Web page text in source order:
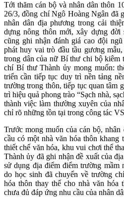
Tới thăm cán bộ và nhân dân thôn
26/3, đồng chí Ngô Hoàng Ngân đã
nhân dân địa phương trong cải
dựng nông thôn mới, xây dựng
cũng ghi nhận đánh giá cao đội
phát huy vai trò đầu tầu gương
trong dân của nữ Bí thư chi bộ
chí Bí thư Thành ủy mong muốn:
triển cần tiếp tục duy trì nền tảng
trường trong thôn, tiếp tục quan tâm
trì hiệu quả phong trào “Sạch nhà,
thành việc làm thường xuyên của
chỉ rõ những tồn tại trong công tác
Trước mong muốn của cán bộ,
cầu có một nhà văn hóa thôn khang
thiết chế văn hóa, khu vui chơi thể
Thành ủy đã ghi nhận đề xuất của
sử dụng địa điểm điểm trường mầm
do học sinh đã chuyển về trường
hóa thôn thay thế cho nhà văn hóa
chưa đủ đáp ứng nhu cầu của nhân